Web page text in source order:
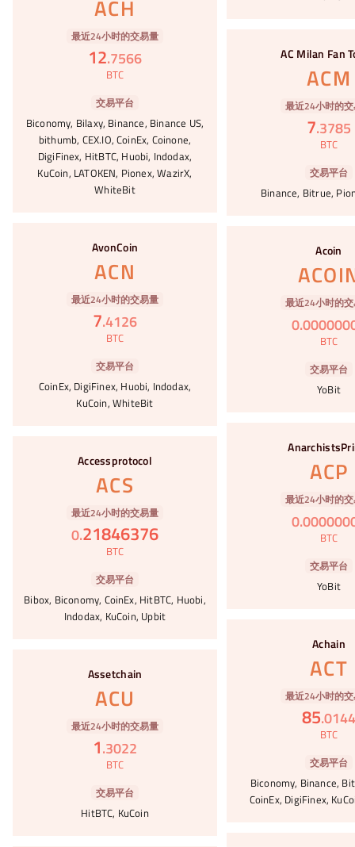
ACH
最近24小时的交易量
12.7566
BTC
交易平台
Biconomy, Bilaxy, Binance, Binance US,
bithumb, CEX.IO, CoinEx, Coinone,
DigiFinex, HitBTC, Huobi, Indodax,
KuCoin, LATOKEN, Pionex, WazirX,
WhiteBit
AC Milan Fan
ACM
最近24小时的
7.3785
BTC
交易平台
Binance, Bitrue,
AvonCoin
ACN
最近24小时的交易量
7.4126
BTC
交易平台
CoinEx, DigiFinex, Huobi, Indodax,
KuCoin, WhiteBit
Acoin
最近24小时的
0.
BTC
交易平台
YoBit
ACP
最近24小时的
0.
BTC
交易平台
YoBit
Accessprotocol
ACS
最近24小时的交易量
0.21846376
BTC
交易平台
Bibox, Biconomy, CoinEx, HitBTC, Huobi,
Indodax, KuCoin, Upbit
Achain
ACT
最近24小时的
85.0144
BTC
交易平台
Biconomy, Binance,
CoinEx, DigiFinex,
Assetchain
ACU
最近24小时的交易量
1.3022
BTC
交易平台
HitBTC, KuCoin